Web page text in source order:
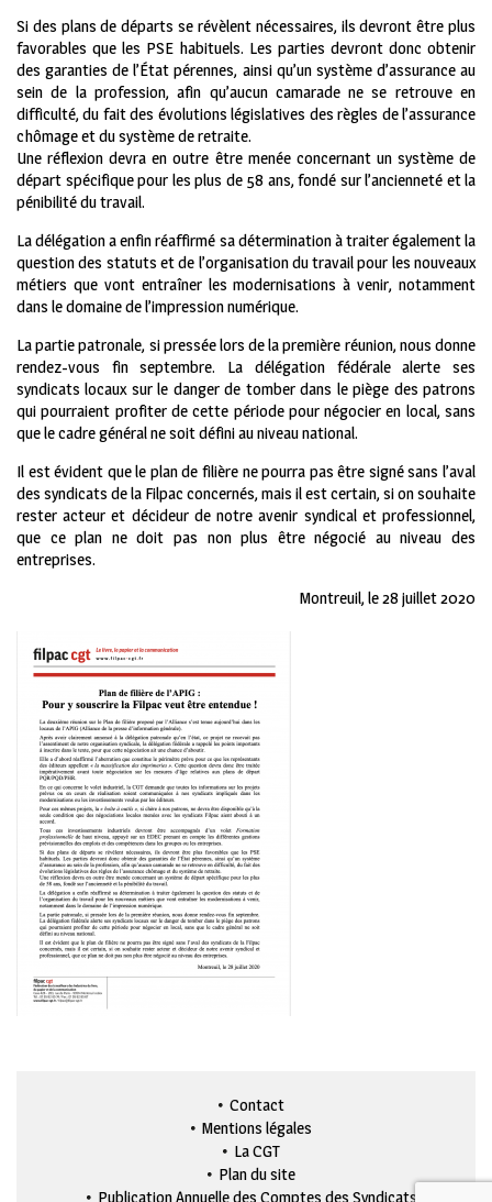
Si des plans de départs se révèlent nécessaires, ils devront être plus
favorables que les PSE habituels. Les parties devront donc obtenir
des garanties de l’État pérennes, ainsi qu’un système d’assurance au
sein de la profession, afin qu’aucun camarade ne se retrouve en
difficulté, du fait des évolutions législatives des règles de l’assurance
chômage et du système de retraite.
Une réflexion devra en outre être menée concernant un système de
départ spécifique pour les plus de 58 ans, fondé sur l’ancienneté et la
pénibilité du travail.
La délégation a enfin réaffirmé sa détermination à traiter également la
question des statuts et de l’organisation du travail pour les nouveaux
métiers que vont entraîner les modernisations à venir, notamment
dans le domaine de l’impression numérique.
La partie patronale, si pressée lors de la première réunion, nous donne
rendez-vous fin septembre. La délégation fédérale alerte ses
syndicats locaux sur le danger de tomber dans le piège des patrons
qui pourraient profiter de cette période pour négocier en local, sans
que le cadre général ne soit défini au niveau national.
Il est évident que le plan de filière ne pourra pas être signé sans l’aval
des syndicats de la Filpac concernés, mais il est certain, si on souhaite
rester acteur et décideur de notre avenir syndical et professionnel,
que ce plan ne doit pas non plus être négocié au niveau des
entreprises.
Montreuil, le 28 juillet 2020
Contact
Mentions légales
La CGT
Plan du site
Publication Annuelle des Comptes des Syndicats